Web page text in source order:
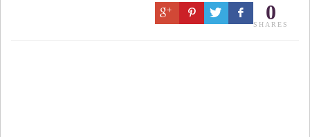
0
SHARES